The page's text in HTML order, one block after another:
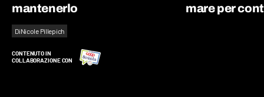
mantenerlo
DiNicole Pillepich
CONTENUTO IN
COLLABORAZIONE CON
mare per